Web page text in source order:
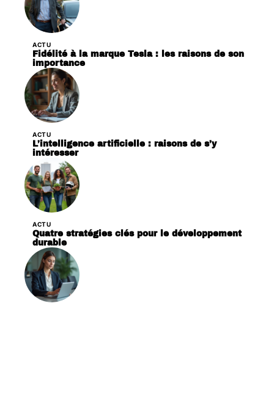
ACTU
Fidélité à la marque Tesla : les raisons de son
importance
ACTU
L’intelligence artificielle : raisons de s’y
intéresser
ACTU
Quatre stratégies clés pour le développement
durable